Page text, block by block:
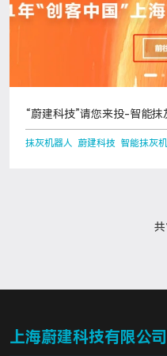
“蔚建科技”请您来投-智能抹
上海市中小企业创新
抹灰机器人 蔚建科技 智能抹灰
共
上海蔚建科技有限公司